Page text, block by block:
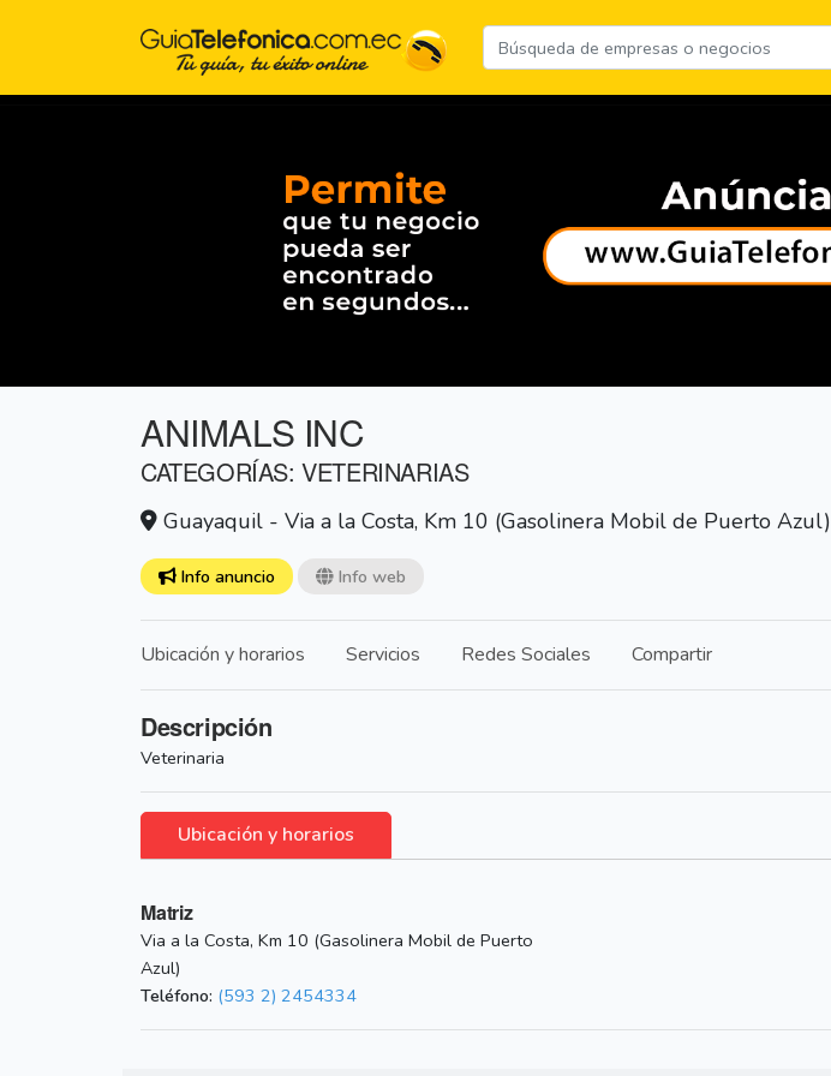
ANIMALS INC
CATEGORÍAS: VETERINARIAS
Guayaquil - Via a la Costa, Km 10 (Gasolinera Mobil de Puerto Azul)
Info anuncio Info web
Ubicación y horarios Servicios Redes Sociales Compartir
Descripción
Veterinaria
Ubicación y horarios
Matriz
Via a la Costa, Km 10 (Gasolinera Mobil de Puerto
Azul)
Teléfono: (593 2) 2454334